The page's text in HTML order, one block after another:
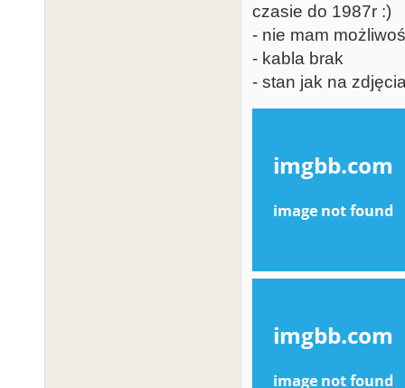
czasie do 1987r :)
- nie mam
- kabla brak
- stan jak na